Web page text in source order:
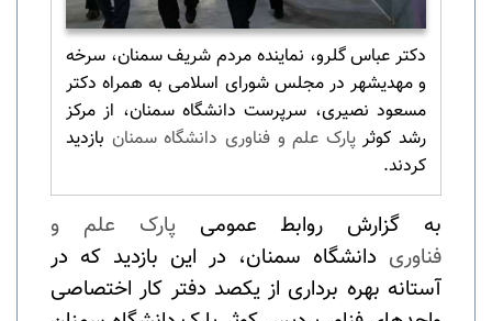
دکتر عباس گلرو، نماینده مردم شریف سمنان، سرخه
و مهدیشهر در مجلس شورای اسلامی به همراه دکتر
مسعود نصیری، سرپرست دانشگاه سمنان، از مرکز
رشد کوثرپارک علم و فناوری دانشگاه سمنان بازدید
کردند.
به گزارش روابط عمومیپارک علم و
فناوری دانشگاه سمنان، در این بازدید که در
آستانه بهره برداری از یکصد دفتر کار اختصاصی